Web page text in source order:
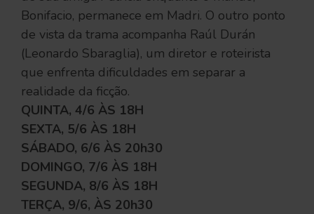
Bonifacio, permanece em Madri. O outro ponto
de vista da trama acompanha Raúl Durán
(Leonardo Sbaraglia), um diretor e roteirista
que enfrenta dificuldades em separar a
realidade da ficção.
QUINTA, 4/6 ÀS 18H
SEXTA, 5/6 ÀS 18H
SÁBADO, 6/6 ÀS 20h30
DOMINGO, 7/6 ÀS 18H
SEGUNDA, 8/6 ÀS 18H
TERÇA, 9/6, ÀS 20h30